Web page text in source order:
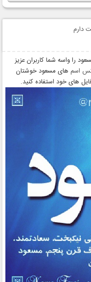
دارم
واسه شما کاربران عزیز
اسم های مسعود خوشتان
های خود استفاده کنید.